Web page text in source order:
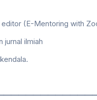
(E-Mentoring with
jurnal ilmiah